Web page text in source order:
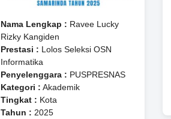
Nama Lengkap : Ravee Lucky
Rizky Kangiden
Prestasi : Lolos Seleksi OSN
Informatika
Penyelenggara : PUSPRESNAS
Kategori : Akademik
Tingkat : Kota
Tahun : 2025